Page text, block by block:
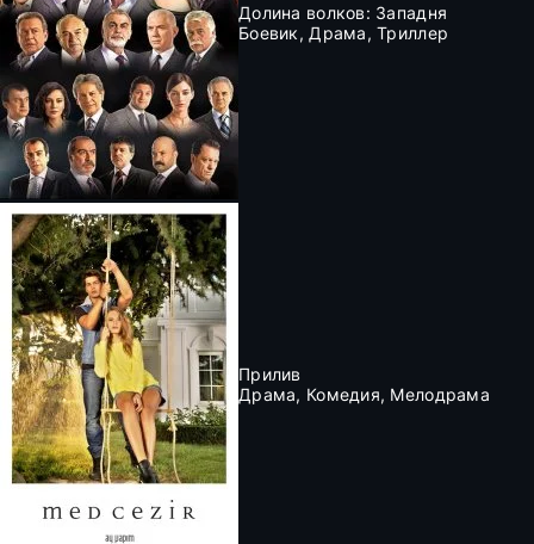
Долина волков: Западня
Боевик, Драма, Триллер
Прилив
Драма, Комедия, Мелодрама